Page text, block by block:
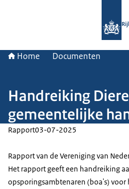
Home Documenten
Handreiking
gemeentelijke
Rapport03-07-2025
Rapport van de Vereniging van
Het rapport geeft een handreiking
opsporingsambtenaren (boa's) voor